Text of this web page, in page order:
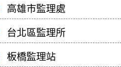
高雄市監理處
台北區監理所
板橋監理站